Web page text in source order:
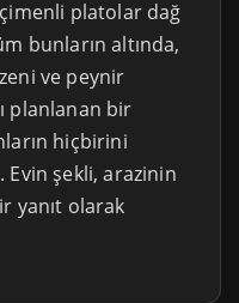
platolar dağ
bunların altında,
ve peynir
planlanan bir
hiçbirini
Evin şekli, arazinin
yanıt olarak